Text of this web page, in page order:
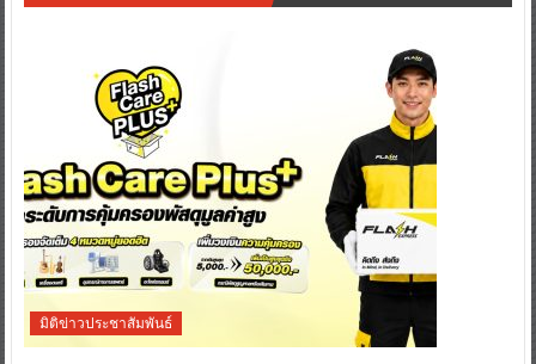
มิติข่าวประชาสัมพันธ์